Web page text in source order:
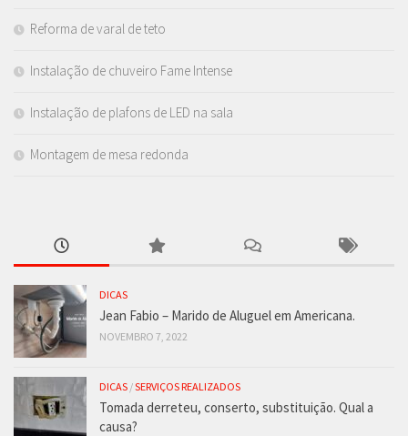
Reforma de varal de teto
Instalação de chuveiro Fame Intense
Instalação de plafons de LED na sala
Montagem de mesa redonda
DICAS
Jean Fabio – Marido de Aluguel em Americana.
NOVEMBRO 7, 2022
DICAS /SERVIÇOS REALIZADOS
Tomada derreteu, conserto, substituição. Qual a
causa?